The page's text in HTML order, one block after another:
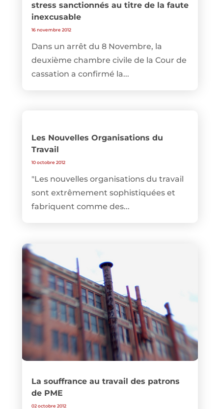
stress sanctionnés au titre de la faute
inexcusable
16 novembre 2012
Dans un arrêt du 8 Novembre, la
deuxième chambre civile de la Cour de
cassation a confirmé la...
Les Nouvelles Organisations du
Travail
10 octobre 2012
"Les nouvelles organisations du travail
sont extrêmement sophistiquées et
fabriquent comme des...
La souffrance au travail des patrons
de PME
02 octobre 2012